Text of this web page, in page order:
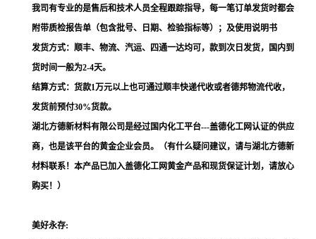
我司有专业的是售后和技术人员全程跟踪指导，每一笔订单发货时都会
附带质检报告单（包含批号、日期、检验指标等）；及使用说明书
发货方式：顺丰、物流、汽运、四通一达均可，款到次日发货，国内到
货时间一般为2-4天。
结算方式：货款1万元以上也可通过顺丰快递代收或者德邦物流代收，
发货前预付30%货款。
湖北方德新材料有限公司是经过国内化工平台---盖德化工网认证的供应
商，也是该平台的黄金企业会员。（有什么疑问建议，请与湖北方德新
材料联系！本产品已加入盖德化工网黄金产品和现货保证计划，请放心
购买！）
美好永存: